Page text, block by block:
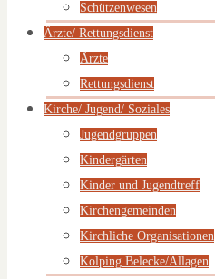
Schützenwesen
Ärzte/ Rettungsdienst
Ärzte
Rettungsdienst
Kirche/ Jugend/ Soziales
Jugendgruppen
Kindergärten
Kinder und Jugendtreff
Kirchengemeinden
Kirchliche Organisationen
Kolping Belecke/Allagen